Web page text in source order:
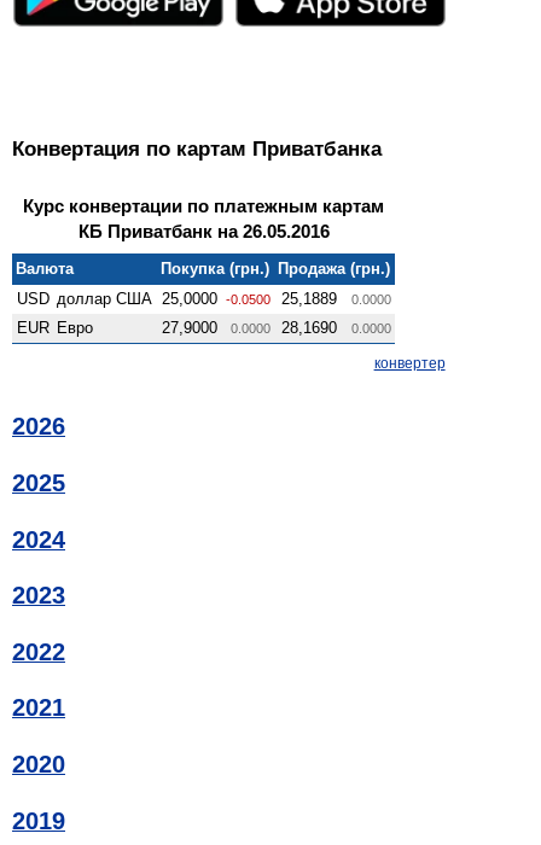
Конвертация по картам Приватбанка
Курс конвертации по платежным картам
КБ Приватбанк на 26.05.2016
Валюта Покупка (грн.) Продажа (грн.)
USD доллар США 25,0000 -0.0500 25,1889 0.0000
EUR Евро 27,9000 0.0000 28,1690 0.0000
конвертер
2026
2025
2024
2023
2022
2021
2020
2019